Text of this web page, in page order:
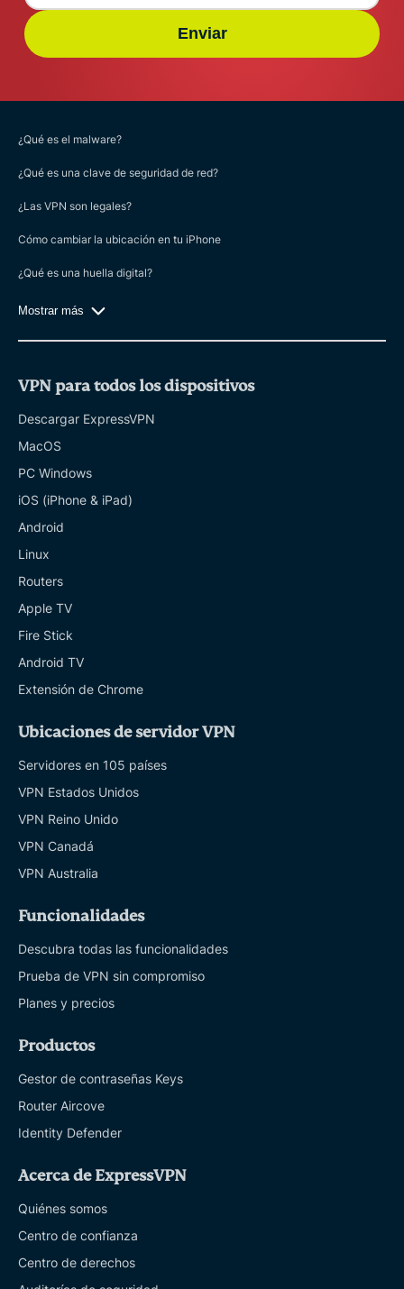
Enviar
¿Qué es el malware?
¿Qué es una clave de seguridad de red?
¿Las VPN son legales?
Cómo cambiar la ubicación en tu iPhone
¿Qué es una huella digital?
Mostrar más
VPN para todos los dispositivos
Descargar ExpressVPN
MacOS
PC Windows
iOS (iPhone & iPad)
Android
Linux
Routers
Apple TV
Fire Stick
Android TV
Extensión de Chrome
Ubicaciones de servidor VPN
Servidores en 105 países
VPN Estados Unidos
VPN Reino Unido
VPN Canadá
VPN Australia
Funcionalidades
Descubra todas las funcionalidades
Prueba de VPN sin compromiso
Planes y precios
Productos
Gestor de contraseñas Keys
Router Aircove
Identity Defender
Acerca de ExpressVPN
Quiénes somos
Centro de confianza
Centro de derechos